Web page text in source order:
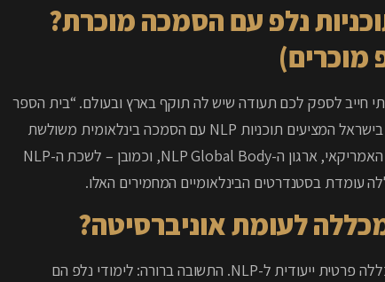
נלפ עם הסמכה מוכרת?
מוכרים)
חייב לספק לכם תעודה שיש לה תוקף בארץ ובעולם. “בית הספר
של החיים” בהנהלת חן מלכה הוא אחד המוסדות הבודדים בישראל המציעים תוכניות NLP עם הסמכה בינלאומית משולשת
ויוקרתית. הבוגרים שלנו מקבלים תעודה מטעם ה-ABNLP האמריקאי, ארגון ה-NLP Global Body, וכמובן – לשכת ה-NLP
בסטנדרטים הבינלאומיים המחמירים האלו.
לעומת אוניברסיטה?
אנשים רבים תוהים האם עדיף ללמוד באוניברסיטה או במכללה פרטית ייעודית ל-NLP. התשובה ברורה: לימודי נלפ הם